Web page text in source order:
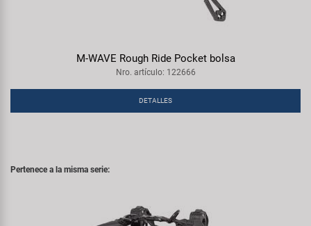
M-WAVE Rough Ride Pocket bolsa
Nro. artículo: 122666
DETALLES
Pertenece a la misma serie: